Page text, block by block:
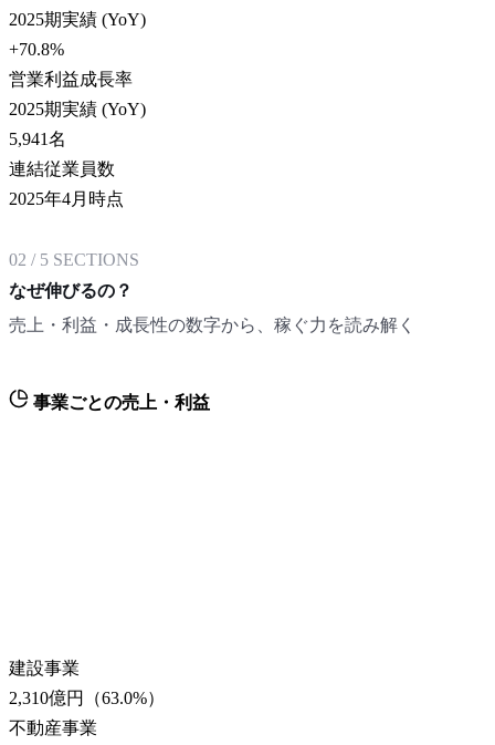
2025期実績 (YoY)
+70.8%
営業利益成長率
2025期実績 (YoY)
5,941名
連結従業員数
2025年4月時点
02 / 5 SECTIONS
なぜ伸びるの？
売上・利益・成長性の数字から、稼ぐ力を読み解く
事業ごとの売上・利益
建設事業
2,310億円
（63.0%）
不動産事業